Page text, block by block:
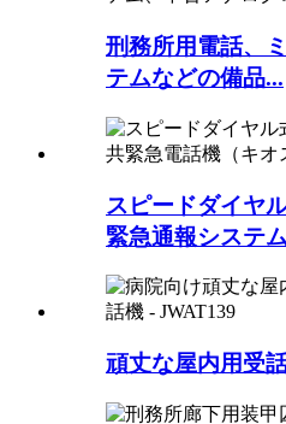
刑務所用電話、
テムなどの備品...
スピードダイヤ
緊急通報システ
頑丈な屋内用受